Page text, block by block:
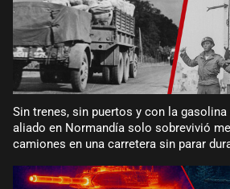
Sin trenes, sin puertos y con la
aliado en Normandía solo sobrevivió
camiones en una carretera sin parar